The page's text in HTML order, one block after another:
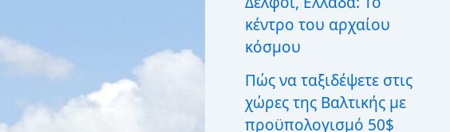
ι
α
κέντρο του αρχαίου
κόσμου
Πώς να ταξιδέψετε στις
χώρες της Βαλτικής με
προϋπολογισμό 50$